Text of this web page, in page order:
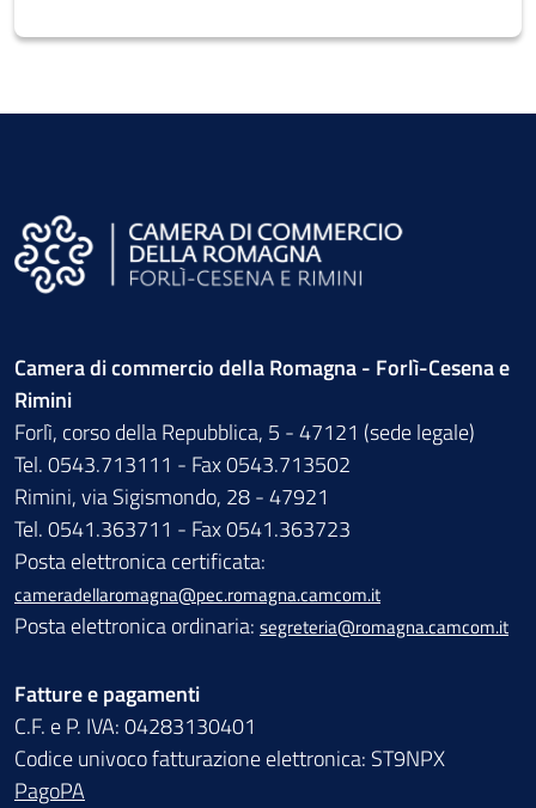
Camera di commercio della Romagna - Forlì-Cesena e
Rimini
Forlì, corso della Repubblica, 5 - 47121 (sede legale)
Tel. 0543.713111 - Fax 0543.713502
Rimini, via Sigismondo, 28 - 47921
Tel. 0541.363711 - Fax 0541.363723
Posta elettronica certificata:
cameradellaromagna@pec.romagna.camcom.it
Posta elettronica ordinaria: segreteria@romagna.camcom.it
Fatture e pagamenti
C.F. e P. IVA: 04283130401
Codice univoco fatturazione elettronica: ST9NPX
PagoPA